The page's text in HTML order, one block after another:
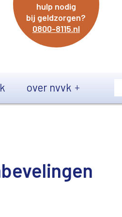
hulp nodig
bij geldzorgen?
0800-8115.nl
over nvvk